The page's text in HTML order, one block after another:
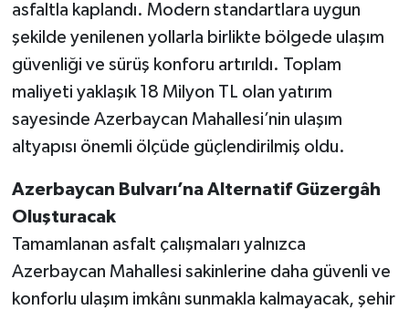
asfaltla kaplandı. Modern standartlara uygun
şekilde yenilenen yollarla birlikte bölgede ulaşım
güvenliği ve sürüş konforu artırıldı. Toplam
maliyeti yaklaşık 18 Milyon TL olan yatırım
sayesinde Azerbaycan Mahallesi’nin ulaşım
altyapısı önemli ölçüde güçlendirilmiş oldu.
Azerbaycan Bulvarı’na Alternatif Güzergâh
Oluşturacak
Tamamlanan asfalt çalışmaları yalnızca
Azerbaycan Mahallesi sakinlerine daha güvenli ve
konforlu ulaşım imkânı sunmakla kalmayacak, şehir